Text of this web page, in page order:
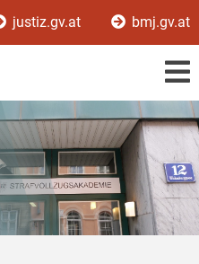
justiz.gv.at bmj.gv.at